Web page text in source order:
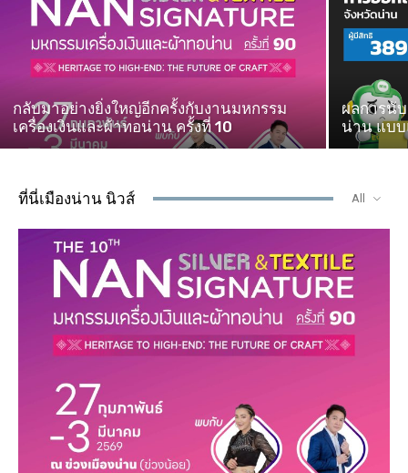
กลับมาอย่างยิ่งใหญ่อีกครั้งกับงานมหกรรม
เครื่องเงินและผ้าทอน่าน ครั้งที่ 10
ผลการนั
น่าน แบบ
ที่นี่เมืองน่าน นิวส์ All